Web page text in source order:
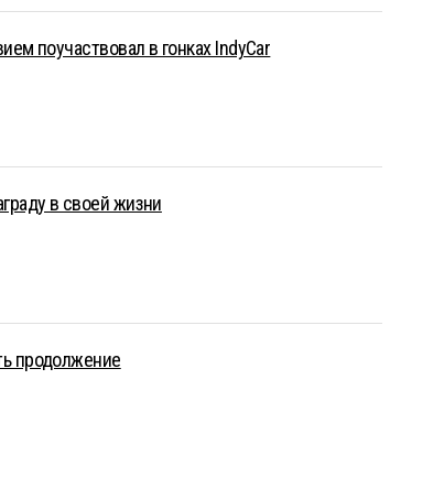
поучаствовал в гонках IndyCar
в своей жизни
продолжение